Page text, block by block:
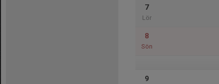
7
Lör
8
Sön
9